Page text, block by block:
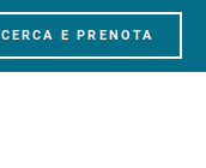
CERCA E PRENOTA